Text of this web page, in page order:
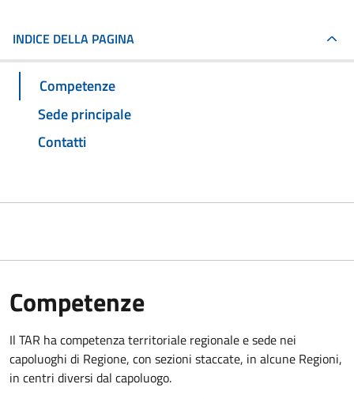
INDICE DELLA PAGINA
Competenze
Sede principale
Contatti
Competenze
Il TAR ha competenza territoriale regionale e sede nei
capoluoghi di Regione, con sezioni staccate, in alcune Regioni,
in centri diversi dal capoluogo.